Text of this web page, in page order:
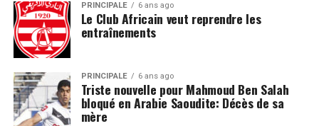
PRINCIPALE 6 ans ago
Le Club Africain veut reprendre les
entraînements
PRINCIPALE 6 ans ago
Triste nouvelle pour Mahmoud Ben Salah
bloqué en Arabie Saoudite: Décès de sa
mère